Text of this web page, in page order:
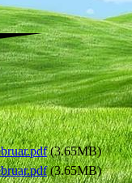
(3.65MB)
(3.65MB)